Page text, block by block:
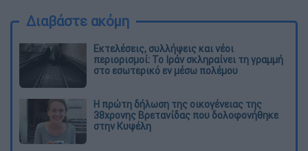
Διαβάστε ακόμη
Εκτελέσεις, συλλήψεις και νέοι
περιορισμοί: Το Ιράν σκληραίνει τη γραμμή
στο εσωτερικό εν μέσω πολέμου
Η πρώτη δήλωση της οικογένειας της
38χρονης Βρετανίδας που δολοφονήθηκε
στην Κυψέλη